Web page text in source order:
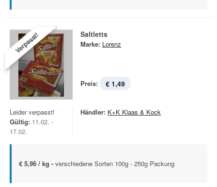
Verpasst! Saltletts
Marke: Lorenz
Preis: € 1,49
Leider verpasst!
Gültig: 11.02. -
17.02.
Händler: K+K Klaas & Kock
€ 5,96 / kg - verschiedene Sorten 100g - 250g Packung